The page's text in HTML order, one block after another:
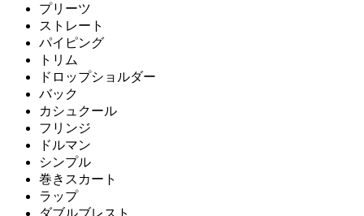
プリーツ
ストレート
パイピング
トリム
ドロップショルダー
バック
カシュクール
フリンジ
ドルマン
シンプル
巻きスカート
ラップ
ダブルブレスト